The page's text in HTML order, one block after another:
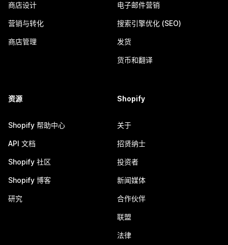
商店设计
营销与转化
商店管理
电子邮件营销
搜索引擎优化 (SEO)
发货
货币和翻译
资源
Shopify 帮助中心
API 文档
Shopify 社区
Shopify 博客
研究
Shopify
关于
招贤纳士
投资者
新闻媒体
合作伙伴
联盟
法律